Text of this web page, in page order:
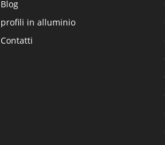
Blog
profili in alluminio
Contatti